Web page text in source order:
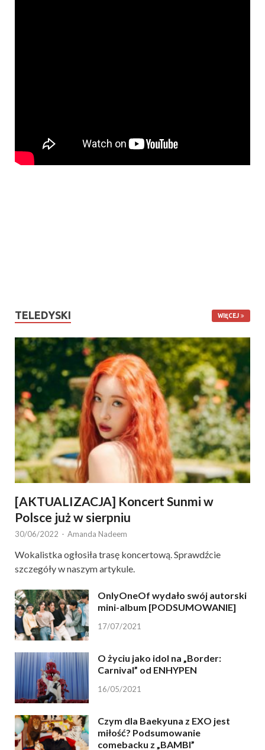
TELEDYSKI WIĘCEJ
[AKTUALIZACJA] Koncert Sunmi w
Polsce już w sierpniu
30/06/2022 - Amanda Nadeem
Wokalistka ogłosiła trasę koncertową. Sprawdźcie
szczegóły w naszym artykule.
OnlyOneOf wydało swój autorski
mini-album [PODSUMOWANIE]
17/07/2021
O życiu jako idol na „Border:
Carnival” od ENHYPEN
16/05/2021
Czym dla Baekyuna z EXO jest
miłość? Podsumowanie
comebacku z „BAMBI”